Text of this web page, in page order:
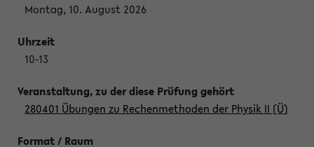
Montag, 10. August 2026
10-13
280401 Übungen zu Rechenmethoden der Physik II (Ü)